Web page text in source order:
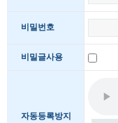
비밀번호
비밀글사용
자동등록방지